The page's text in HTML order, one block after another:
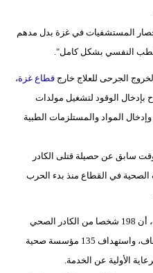
مدوَّنات
أبراج
فيديو
المستشفيات في غزة بدل مدهم
النفسي بشكل كامل".
الجرحى للعلاج خارجقطاع غزة،
بإدخال الوقود لتشغيل مولدات
المواد والمستلزمات الطبية
سابق عن حصيلة قتلى الكادر
في القطاع منذ بدء الحرب
وذكرت الوزارة في بيان لها اليوم السبت، أن 198 شخصا من الكادر الصحي
قتلوا، مضيفة أنه تم تدمير 53 سيارة إسعاف، واستهداف 135 مؤسسة صحية